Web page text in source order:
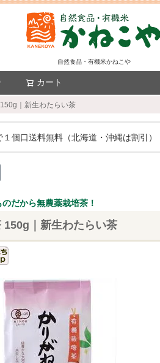
自然食品・有機米かねこや
カート
｜新生わたらい茶
１個口送料無料（北海道・沖縄は割引）
だから無農薬栽培茶！
150g｜新生わたらい茶